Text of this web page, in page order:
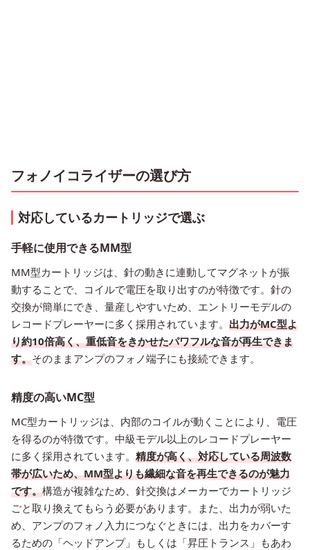
フォノイコライザーの選び方
対応しているカートリッジで選ぶ
手軽に使用できるMM型
MM型カートリッジは、針の動きに連動してマグネットが振
動することで、コイルで電圧を取り出すのが特徴です。針の
交換が簡単にでき、量産しやすいため、エントリーモデルの
レコードプレーヤーに多く採用されています。 出力がMC型よ
り約10倍高く、重低音をきかせたパワフルな音が再生できま
す。そのままアンプのフォノ端子にも接続できます。
精度の高いMC型
MC型カートリッジは、内部のコイルが動くことにより、電圧
を得るのが特徴です。中級モデル以上のレコードプレーヤー
に多く採用されています。 精度が高く、対応している周波数
帯が広いため、MM型よりも繊細な音を再生できるのが魅力
です。構造が複雑なため、針交換はメーカーでカートリッジ
ごと取り換えてもらう必要があります。また、出力が弱いた
め、アンプのフォノ入力につなぐときには、出力をカバーす
るための「ヘッドアンプ」もしくは「昇圧トランス」もあわ